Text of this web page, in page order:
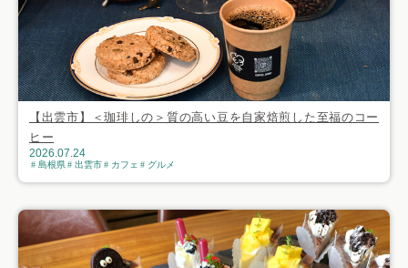
【出雲市】＜珈琲しの＞質の高い豆を自家焙煎した至福のコー
ヒー
2026.07.24
島根県 出雲市 カフェ グルメ